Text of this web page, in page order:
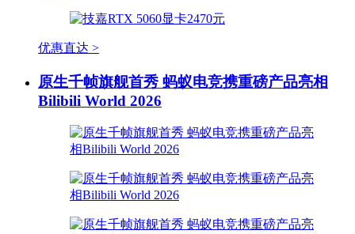
优惠直达 >
原生千帧旗舰首秀 蚂蚁电竞携重磅产品亮相
Bilibili World 2026